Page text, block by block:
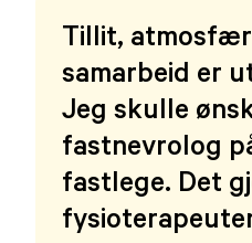
Tillit,
samarbeid er
Jeg skulle
fastnevrolog
fastlege. Det